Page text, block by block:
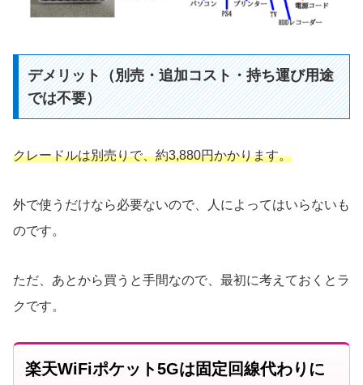
デメリット（別売・追加コスト・持ち運び用途
では不要）
クレードルは別売りで、約3,880円かかります。
外で使うだけなら必要ないので、人によってはいらないも
のです。
ただ、あとから買うと手間なので、最初に考えておくとラ
クです。
楽天WiFiポケット5Gは固定回線代わりに